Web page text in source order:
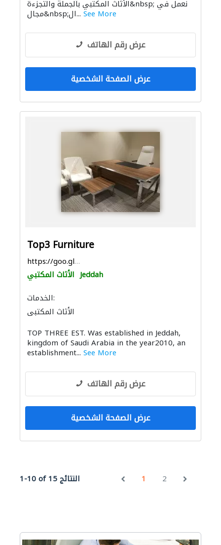
الأثاث المكتبي بالجملة والتجزءة&nbsp; نعمل في
مجال&nbsp;ال... See More
عرض رقم الهاتف
عرض الصفحة الشخصية
Top3 Furniture
https://goo.gl/maps/JPseuVbAWczpw2hPA
الأثاث المكتبي Jeddah
الخدمات:
الأثاث المكتبي
TOP THREE EST. Was established in Jeddah,
kingdom of Saudi Arabia in the year2010, an
establishment... See More
عرض رقم الهاتف
عرض الصفحة الشخصية
1-10 of 15 النتائج 1 2